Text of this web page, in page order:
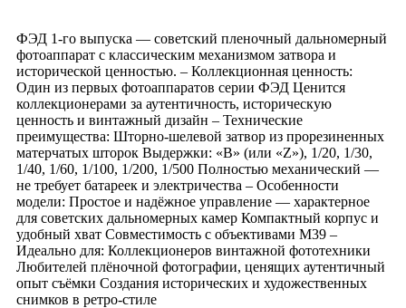
ФЭД 1-го выпуска — советский пленочный дальномерный
фотоаппарат с классическим механизмом затвора и
исторической ценностью. – Коллекционная ценность:
Один из первых фотоаппаратов серии ФЭД Ценится
коллекционерами за аутентичность, историческую
ценность и винтажный дизайн – Технические
преимущества: Шторно-шелевой затвор из прорезиненных
матерчатых шторок Выдержки: «B» (или «Z»), 1/20, 1/30,
1/40, 1/60, 1/100, 1/200, 1/500 Полностью механический —
не требует батареек и электричества – Особенности
модели: Простое и надёжное управление — характерное
для советских дальномерных камер Компактный корпус и
удобный хват Совместимость с объективами М39 –
Идеально для: Коллекционеров винтажной фототехники
Любителей плёночной фотографии, ценящих аутентичный
опыт съёмки Создания исторических и художественных
снимков в ретро-стиле